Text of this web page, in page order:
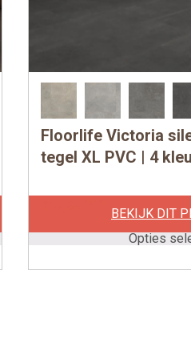
Floorlife Victoria
tegel XL PVC | 4
BEKIJK DIT
Opties
Dit
product
meerdere